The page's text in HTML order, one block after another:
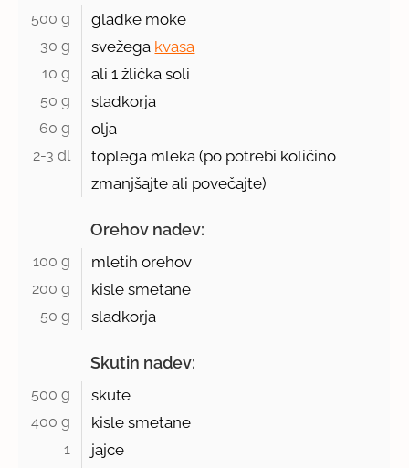
500 g gladke moke
30 g svežega kvasa
10 g ali1 žlička soli
50 g sladkorja
60 g olja
2-3 dl
toplega mleka (po potrebi količino
zmanjšajte ali povečajte)
Orehov nadev:
100 g mletih orehov
200 g kisle smetane
50 g sladkorja
Skutin nadev:
500 g skute
400 g kisle smetane
1 jajce